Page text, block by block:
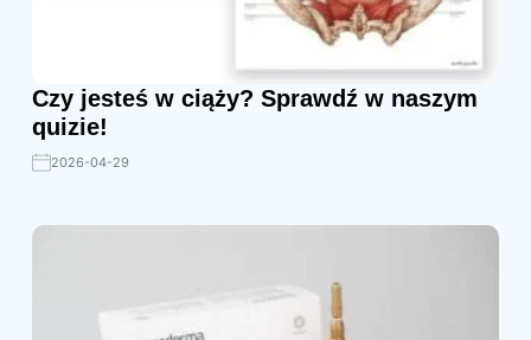
Czy jesteś w ciąży? Sprawdź w naszym
quizie!
2026-04-29